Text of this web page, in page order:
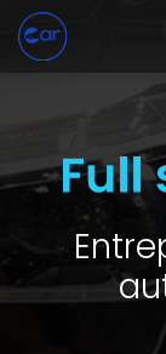
Aller
au
contenu
principal